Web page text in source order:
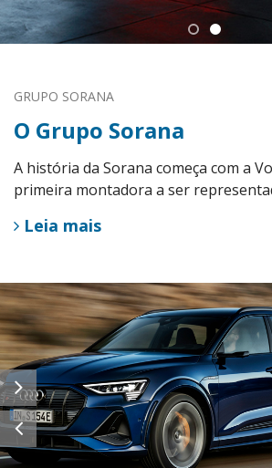
GRUPO SORANA
O Grupo Sorana
A história da Sorana começa com a
primeira montadora a ser
Leia mais